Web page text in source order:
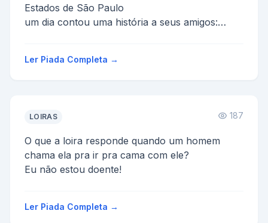
Estados de São Paulo
um dia contou uma história a seus amigos:
Ler Piada Completa →
LOIRAS 187
O que a loira responde quando um homem
chama ela pra ir pra cama com ele?
Eu não estou doente!
Ler Piada Completa →